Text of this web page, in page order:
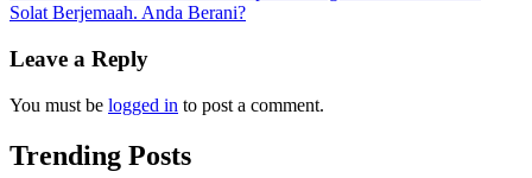
navigation
Solat Berjemaah. Anda Berani?
Leave a Reply
You must be logged in to post a comment.
Trending Posts